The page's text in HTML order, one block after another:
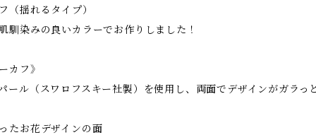
（揺れるタイプ）
馴染みの良いカラーでお作りしました！
カフ》
ール（スワロフスキー社製）を使用し、両面でデザインがガラ
たお花デザインの面